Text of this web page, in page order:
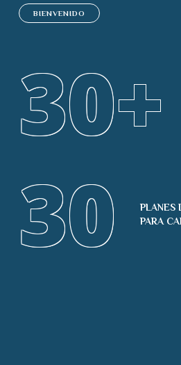
BIENVENIDO
30+
30
PLANES
PARA